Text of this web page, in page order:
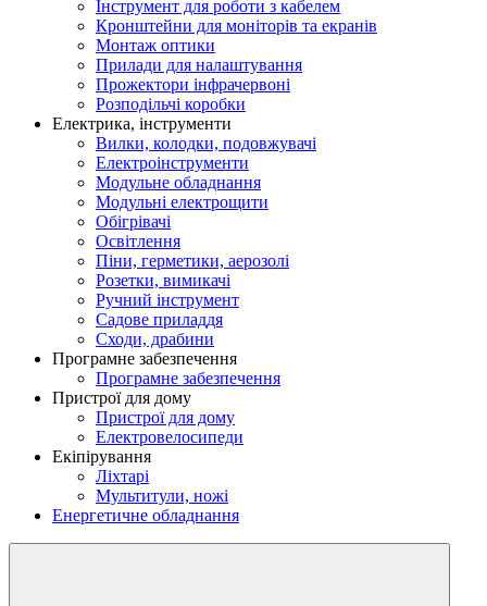
Інструмент для роботи з кабелем
Кронштейни для моніторів та екранів
Монтаж оптики
Прилади для налаштування
Прожектори інфрачервоні
Розподільчі коробки
Електрика, інструменти
Вилки, колодки, подовжувачі
Електроінструменти
Модульне обладнання
Модульні електрощити
Обігрівачі
Освітлення
Піни, герметики, аерозолі
Розетки, вимикачі
Ручний інструмент
Садове приладдя
Сходи, драбини
Програмне забезпечення
Програмне забезпечення
Пристрої для дому
Пристрої для дому
Електровелосипеди
Екіпірування
Ліхтарі
Мультитули, ножі
Енергетичне обладнання